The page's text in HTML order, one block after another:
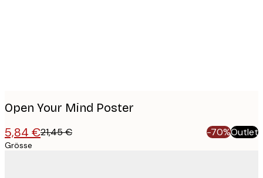
Open Your Mind Poster
5,84 €21,45 € -70%Outlet
Grösse